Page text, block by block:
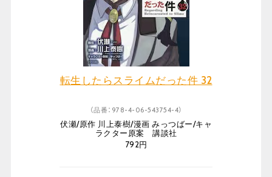
転生したらスライムだった件 32
（品番：978-4-06-543754-4）
伏瀬/原作 川上泰樹/漫画 みっつばー/キャ
ラクター原案 講談社
792円